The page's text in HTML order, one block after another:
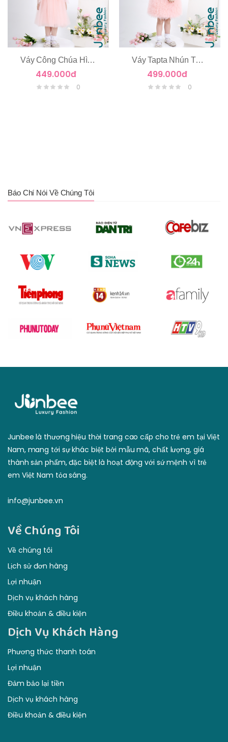
Váy Công Chúa Hình Cánh Bướm
449.000đ
0
Váy Tapta Nhún Tùng Tầng Voan
499.000đ
0
Báo Chí Nói Về Chúng Tôi
Junbee là thương hiệu thời trang cao cấp cho trẻ em tại Việt
Nam, mang tới sự khác biệt bởi mẫu mã, chất lượng, giá
thành sản phẩm, đặc biệt là hoạt động với sứ mệnh vì trẻ
em Việt Nam tỏa sáng.
info@junbee.vn
Về Chúng Tôi
Về chúng tôi
Lịch sử đơn hàng
Lợi nhuận
Dịch vụ khách hàng
Điều khoản & điều kiện
Dịch Vụ Khách Hàng
Phương thức thanh toán
Lợi nhuận
Đảm bảo lại tiền
Dịch vụ khách hàng
Điều khoản & điều kiện